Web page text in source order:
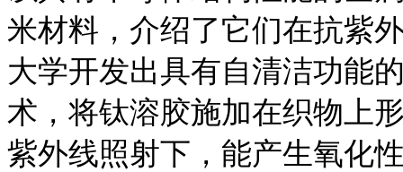
米材料，介绍了它们在抗紫
大学开发出具有自清洁功能
术，将钛溶胶施加在织物上
紫外线照射下，能产生氧化